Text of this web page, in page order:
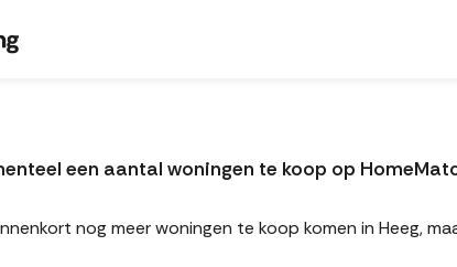
een aantal woningen te koop op
nog meer woningen te koop komen in Heeg,